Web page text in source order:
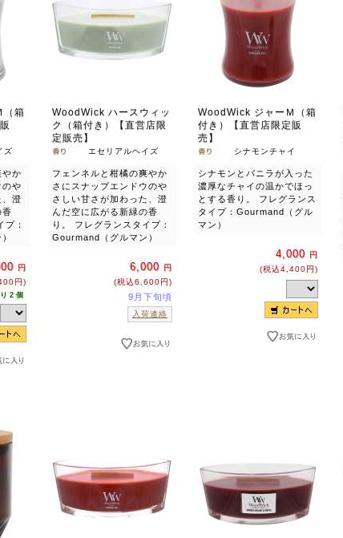
（箱
ズ
やか
のや
、澄
香
プ：
円
円)
2 個
WoodWick ハースウィッ
ク（箱付き）【直営店限
定販売】
エセリアルヘイズ
フェンネルと柑橘の爽やか
さにスナップエンドウのや
さしい甘さが加わった、澄
んだ空に広がる新緑の香
り。 フレグランスタイプ：
Gourmand（グルマン）
6,000 円
(税込6,600円)
9月下旬頃
入荷連絡
WoodWick ジャーＭ（箱
付き）【直営店限定販
売】
シナモンチャイ
シナモンとバニラが入った
濃厚なチャイの温かでほっ
とする香り。 フレグランス
タイプ：Gourmand（グル
マン）
4,000 円
(税込4,400円)